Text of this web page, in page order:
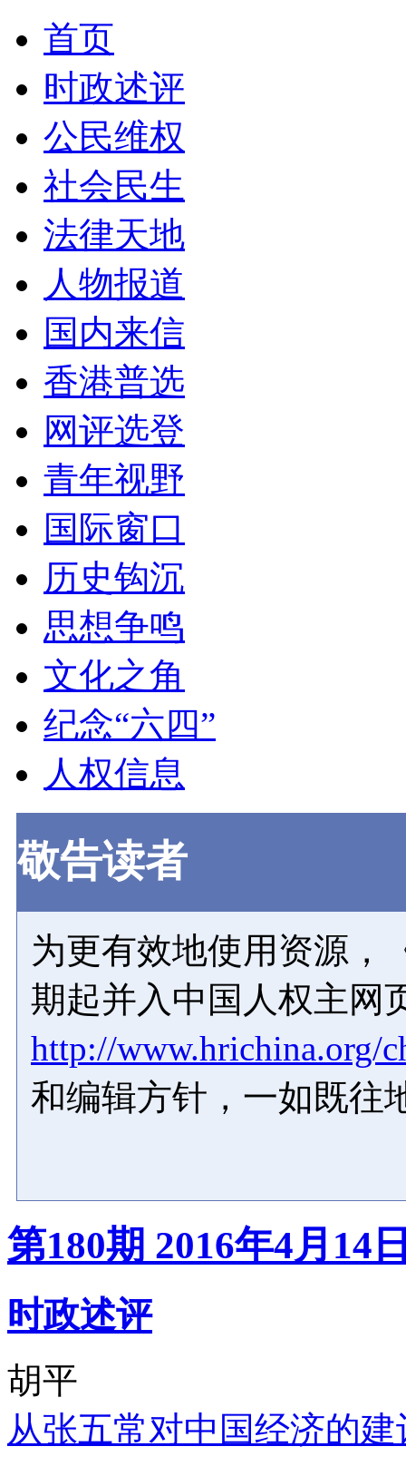
首页
时政述评
公民维权
社会民生
法律天地
人物报道
国内来信
香港普选
网评选登
青年视野
国际窗口
历史钩沉
思想争鸣
文化之角
纪念“六四”
人权信息
敬告读者
为更有效地使用资源，
期起并入中国人权主网
http://www.hrichina.org/
和编辑方针，一如既往
第180期 2016年4月14
时政述评
胡平
从张五常对中国经济的